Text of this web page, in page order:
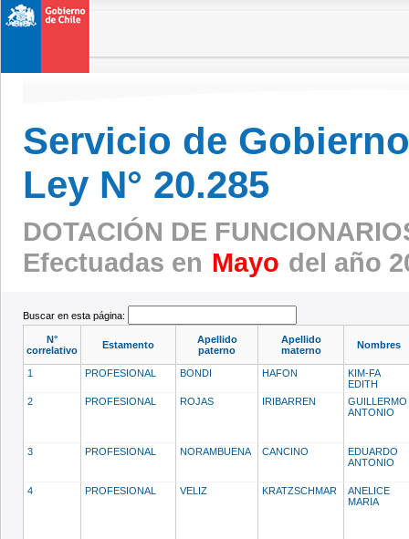
Servicio de
Ley N° 20.285
DOTACIÓN DE
Efectuadas en Mayo del año
Buscar en esta página:
N°
correlativo
Estamento
Apellido
paterno
Apellido
materno
Nombres
1 PROFESIONAL BONDI HAFON
KIM-FA
EDITH
2
PROFESIONAL ROJAS IRIBARREN
GUILLERMO
ANTONIO
3 PROFESIONAL NORAMBUENA CANCINO
EDUARDO
ANTONIO
4 PROFESIONAL VELIZ KRATZSCHMAR
ANELICE
MARIA